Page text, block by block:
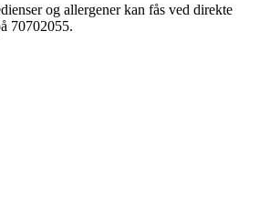
og allergener kan fås ved direkte
70702055.